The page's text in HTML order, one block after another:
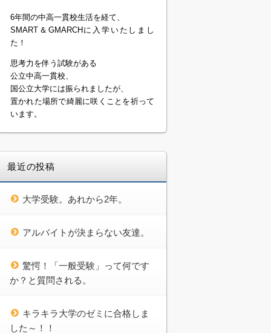
6年間の中高一貫校生活を経て、
SMART＆GMARCHに入学いたしまし
た！
思考力を伴う試験がある
公立中高一貫校、
国公立大学には振られましたが、
置かれた場所で綺麗に咲くことを祈って
います。
最近の投稿
大学受験。あれから2年。
アルバイトが決まらない友達。
驚愕！「一般受験」って何です
か？と質問される。
キラキラ大学のゼミに合格しま
した～！！